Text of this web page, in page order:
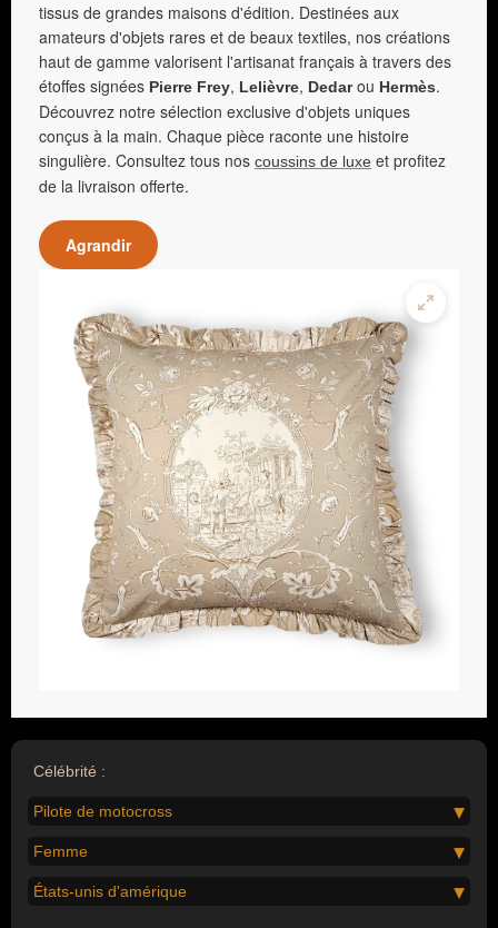
tissus de grandes maisons d'édition. Destinées aux
amateurs d'objets rares et de beaux textiles, nos créations
haut de gamme valorisent l'artisanat français à travers des
étoffes signées Pierre Frey, Lelièvre, Dedarou Hermès.
Découvrez notre sélection exclusive d'objets uniques
conçus à la main. Chaque pièce raconte une histoire
singulière. Consultez tous nos coussins de luxe et profitez
de la livraison offerte.
Agrandir
Célébrité :
Pilote de motocross
Femme
États-unis d'amérique